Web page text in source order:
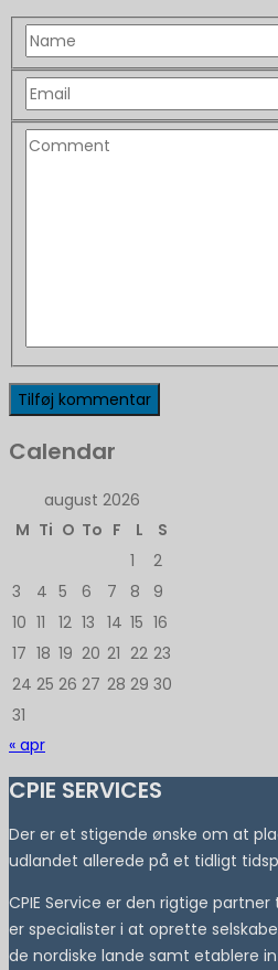
Calendar
august 2026
M Ti O To F L
S
1
2
3
4 5 6 7 8
9
10 11 12 13 14 15 16
17 18 19 20 21 22 23
24 25 26 27 28 29 30
31
« apr
CPIE SERVICES
Der er et stigende ønske om at
udlandet allerede på et tidligt
CPIE Service er den rigtige
er specialister i at oprette
de nordiske lande samt etablere